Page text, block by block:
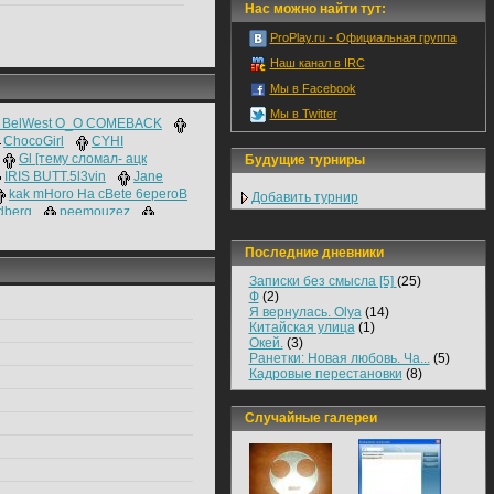
O_O COMEBACK
ChocoGirl
CYHI
Gl [тему сломал- ацк
IRIS BUTT.5l3vin
Jane
kak mHoro Ha cBete 6eperoB
peemouzez
x4xo1 COMEBACK]
XaxoJl
ГРЯЗНЫЙ АРНОЛЬД
До 25
КРОВЬ И ГАВНО ДА
Нас можно найти тут:
ProPlay.ru - Официальная группа
Наш канал в IRC
Мы в Facebook
Мы в Twitter
Будущие турниры
Добавить турнир
Последние дневники
Записки без смысла [5] (25)
Ф(2)
Я вернулась. Olya(14)
Китайская улица(1)
Окей.(3)
Ранетки: Новая любовь. Ча...(5)
Кадровые перестановки (8)
Случайные галереи